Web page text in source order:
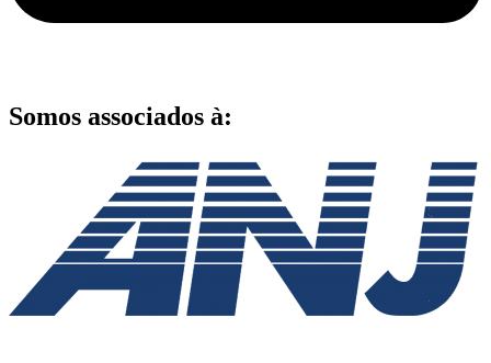
Somos associados à: